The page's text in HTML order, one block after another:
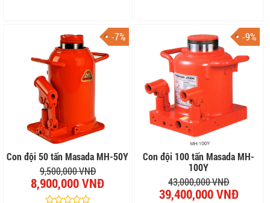
-7%
Con đội 50 tấn Masada MH-50Y
9,500,000 VNĐ
8,900,000 VNĐ
-9%
Con đội 100 tấn Masada MH-
100Y
43,000,000 VNĐ
39,400,000 VNĐ